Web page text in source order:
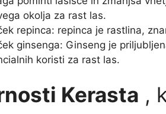
okolja za rast las.
repinca: repinca je rastlina,
ginsenga: Ginseng je
koristi za rast las.
Kerasta ,